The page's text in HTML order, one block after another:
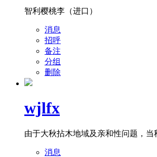
智利樱桃李（进口）
消息
招呼
备注
分组
删除
wjlfx
由于大秋拈木地域及亲和性问题，当
消息